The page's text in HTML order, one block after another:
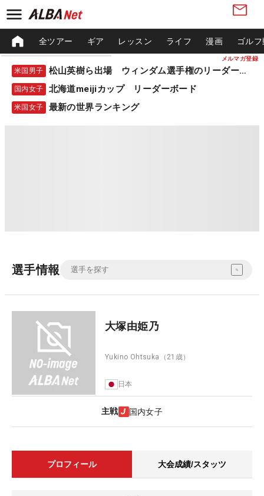
メルマガ登録
全ツアー ギア レッスン ライフ 漫画 ゴル
米国男子 松山英樹ら出場 ウィンダム選手権のリーダーボード
国内女子 北海道meijiカップ リーダーボード
米国女子 最新の世界ランキング
選手情報
大塚由姫乃
Yukino Ohtsuka （21歳）
日本
主戦 国内女子
プロフィール 大会成績/スタッツ